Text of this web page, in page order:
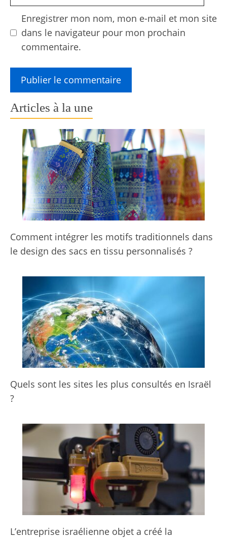
Enregistrer mon nom, mon e-mail et mon site
dans le navigateur pour mon prochain
commentaire.
Articles à la une
Comment intégrer les motifs traditionnels dans
le design des sacs en tissu personnalisés ?
Quels sont les sites les plus consultés en Israël
?
L’entreprise israélienne objet a créé la